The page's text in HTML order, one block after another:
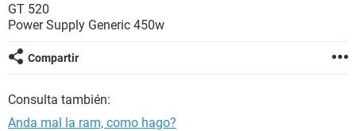
GT 520
Power Supply Generic 450w
Compartir
Consulta también:
Anda mal la ram, como hago?